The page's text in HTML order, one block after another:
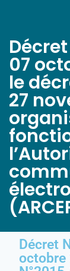
07
le
27
Décret
octobre